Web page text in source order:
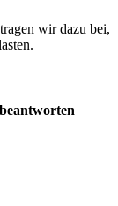
wir dazu bei,